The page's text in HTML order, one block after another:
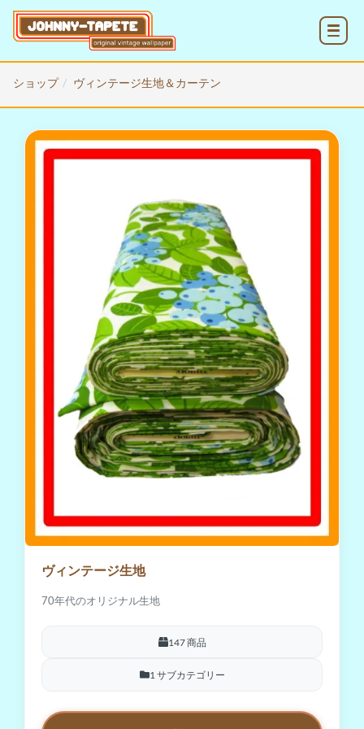
ショップ ヴィンテージ生地＆カーテン
ヴィンテージ生地
70年代のオリジナル生地
147 商品
1 サブカテゴリー